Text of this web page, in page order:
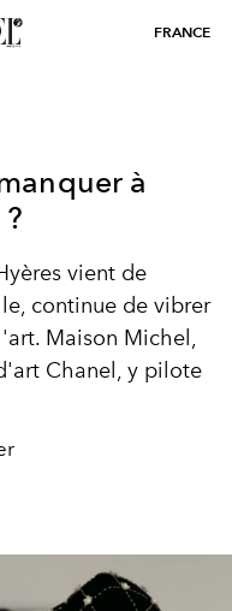
FRANCE
à
vient de
continue de vibrer
Maison Michel,
Chanel, y pilote